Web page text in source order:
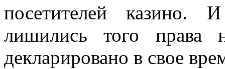
посетителей казино.
лишились того
декларировано в свое